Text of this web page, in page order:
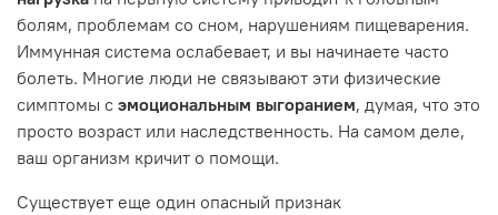
болям, проблемам со сном, нарушениям пищеварения.
Иммунная система ослабевает, и вы начинаете часто
болеть. Многие люди не связывают эти физические
симптомы с эмоциональным выгоранием, думая, что это
просто возраст или наследственность. На самом деле,
ваш организм кричит о помощи.
Существует еще один опасный признак